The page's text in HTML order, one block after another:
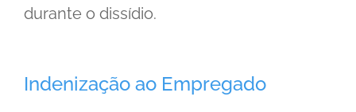
durante o dissídio.
Indenização ao Empregado